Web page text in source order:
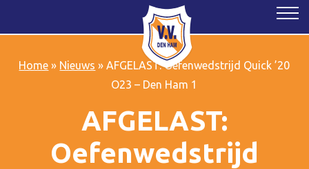
Home » Nieuws »AFGELAST: Oefenwedstrijd Quick ’20
O23 – Den Ham 1
AFGELAST:
Oefenwedstrijd